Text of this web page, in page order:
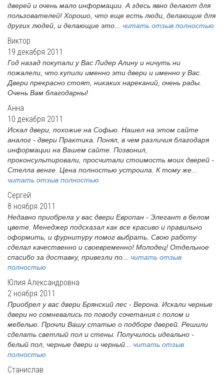
дверей и очень мало информации. А здесь явно делают для
пользователей! Хорошо, что еще есть люди, делающие для
других людей, и делающие это... читать отзыв полностью
Виктор
19 декабря 2011
Год назад покупали у Вас Лидер Алину и ничуть ни
пожалели, что купили именно эти двери и именно у Вас.
Двери прекрасно стоят, никаких нареканий, очень рады.
Очень Вам благодарны!
Анна
10 декабря 2011
Искал двери, похожие на Софью. Нашел на этом сайте
аналог - двери Практика. Понял, в чем различия благодаря
информации на Вашем сайте. Позвонил,
проконсультировали, просчитали стоимость моих дверей -
Стелла венге. Цена полностью устроила. К тому же...
читать отзыв полностью
Сергей
8 ноября 2011
Недавно приобрела у вас двери Европан - Элегант в белом
цвете. Менеджер подсказал как все красиво и правильно
оформить, и фурнитуру помог выбрать. Свою работу
сделал качественно и своевременно! Молодец! Отдельное
спасибо за доставку, привезли по... читать отзыв
полностью
Юлия Александровна
2 ноября 2011
Приобрел у вас двери Брянский лес - Верона. Искали черные
двери но сомневались по поводу сочетания с полом и
мебелью. Прочли Вашу статью о подборе дверей. Решили
сделать светлый пол и стены. Получилось идеально -
белый пол, черные двери и черный... читать отзыв
полностью
Станислав